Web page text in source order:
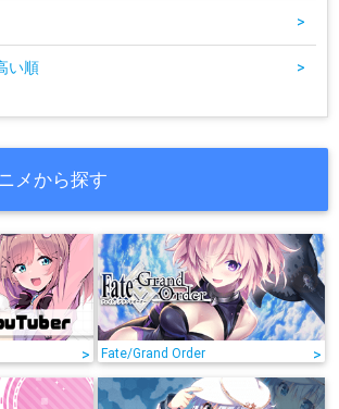
>
い順 >
メから探す
> Fate/Grand Order >